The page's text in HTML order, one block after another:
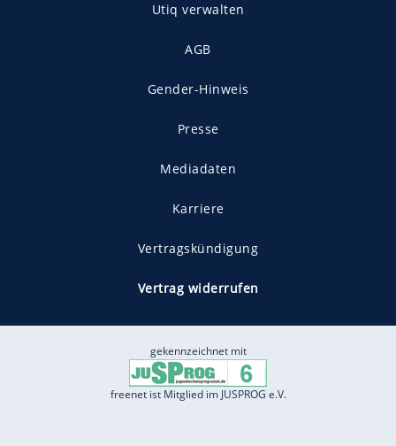
Utiq verwalten
AGB
Gender-Hinweis
Presse
Mediadaten
Karriere
Vertragskündigung
Vertrag widerrufen
gekennzeichnet mit
freenet ist Mitglied im JUSPROG e.V.